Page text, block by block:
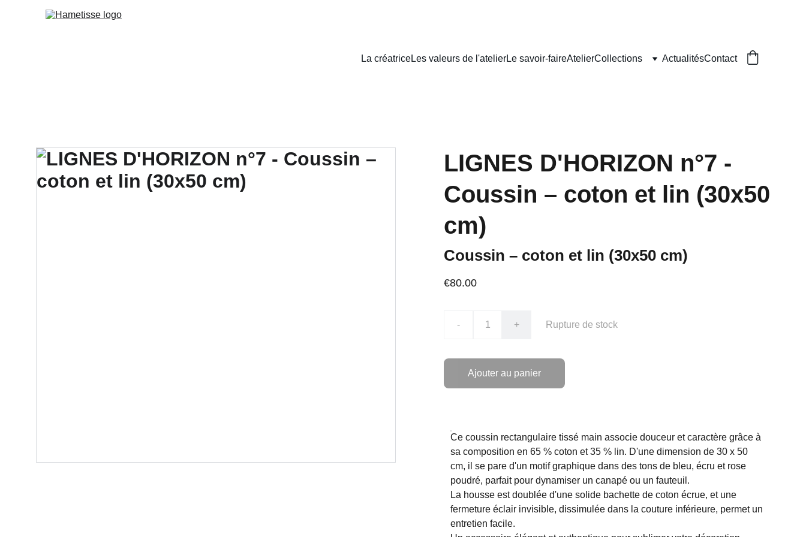
La créatriceLes valeurs de l'atelierLe savoir-faireAtelierCollections ActualitésContact
LIGNES D'HORIZON n°7 -
Coussin – coton et lin (30x50
cm)
Coussin – coton et lin (30x50 cm)
€80.00
- + Rupture de stock
Ajouter au panier
Ce coussin rectangulaire tissé main associe douceur et caractère grâce à
sa composition en 65 % coton et 35 % lin. D'une dimension de 30 x 50
cm, il se pare d'un motif graphique dans des tons de bleu, écru et rose
poudré, parfait pour dynamiser un canapé ou un fauteuil.
La housse est doublée d'une solide bachette de coton écrue, et une
fermeture éclair invisible, dissimulée dans la couture inférieure, permet un
entretien facile.